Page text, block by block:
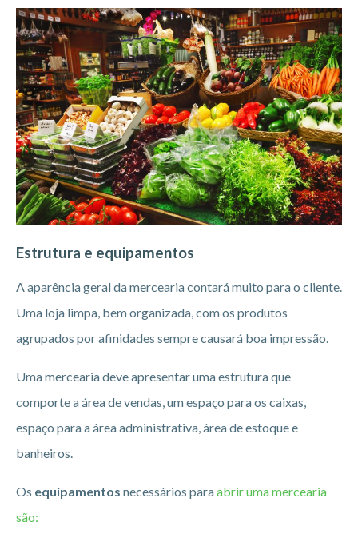
Estrutura e equipamentos
A aparência geral da mercearia contará muito para o cliente.
Uma loja limpa, bem organizada, com os produtos
agrupados por afinidades sempre causará boa impressão.
Uma mercearia deve apresentar uma estrutura que
comporte a área de vendas, um espaço para os caixas,
espaço para a área administrativa, área de estoque e
banheiros.
Os equipamentos necessários paraabrir uma mercearia
são: